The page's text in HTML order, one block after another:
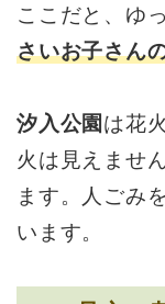
ここだと、ゆ
さいお子さん
汐入公園 は花
火は見えませ
ます。人ごみ
います。